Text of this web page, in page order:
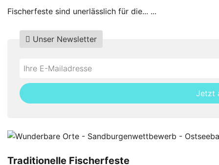
Fischerfeste sind unerlässlich für die... ...
Do
fill
this
Unser Newsletter
*Ihre
Mailadresse:
Jetzt
Traditionelle Fischerfeste